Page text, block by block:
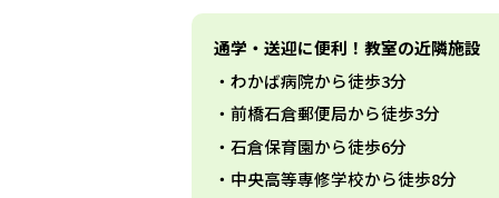
通学・送迎に便利！教室の近隣施設
わかば病院から徒歩3分
前橋石倉郵便局から徒歩3分
石倉保育園から徒歩6分
中央高等専修学校から徒歩8分